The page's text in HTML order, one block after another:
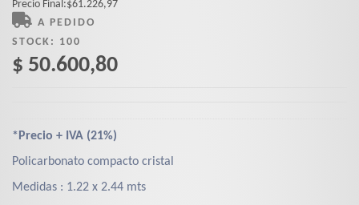
Precio Final:$61.226,97
A PEDIDO
STOCK: 100
$ 50.600,80
*Precio + IVA (21%)
Policarbonato compacto cristal
Medidas : 1.22 x 2.44 mts